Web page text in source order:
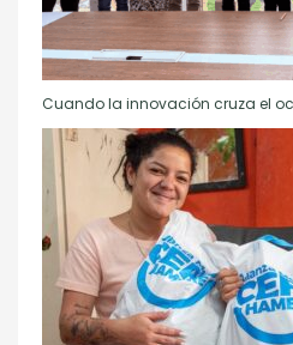
Cuando la innovación cruza el